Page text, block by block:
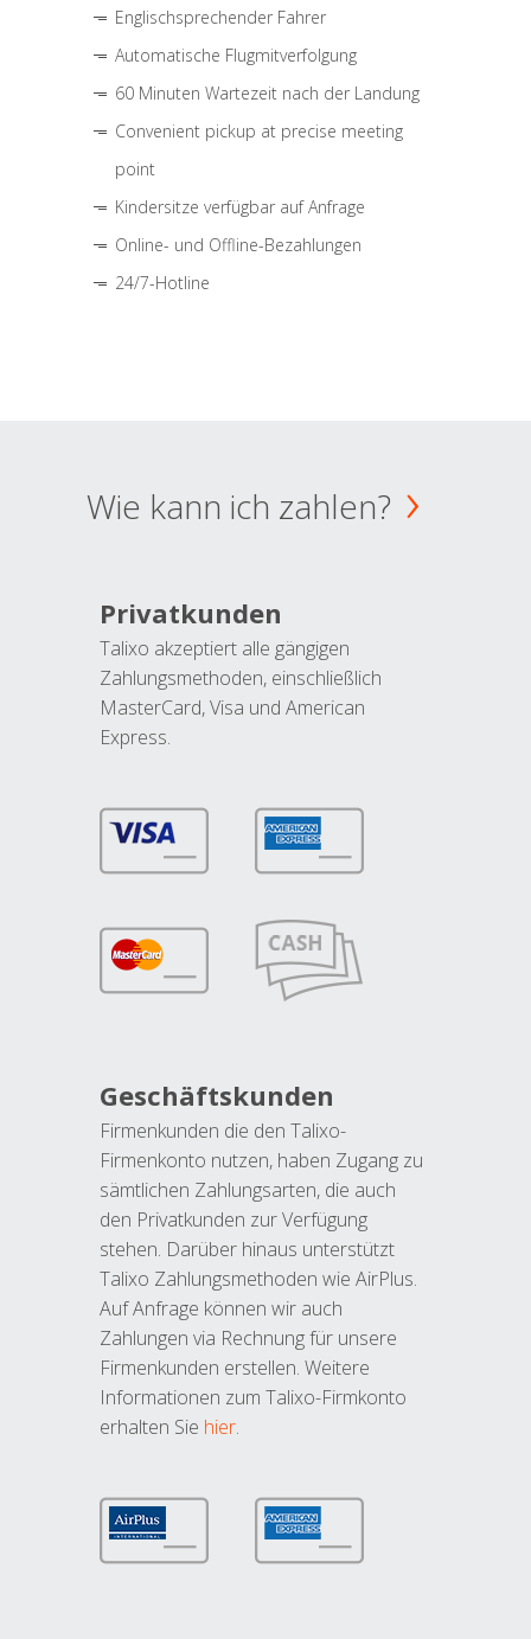
Englischsprechender Fahrer
Automatische Flugmitverfolgung
60 Minuten Wartezeit nach der Landung
Convenient pickup at precise meeting
point
Kindersitze verfügbar auf Anfrage
Online- und Offline-Bezahlungen
24/7-Hotline
Wie kann ich zahlen?
Privatkunden
Talixo akzeptiert alle gängigen
Zahlungsmethoden, einschließlich
MasterCard, Visa und American
Express.
Geschäftskunden
Firmenkunden die den Talixo-
Firmenkonto nutzen, haben Zugang zu
sämtlichen Zahlungsarten, die auch
den Privatkunden zur Verfügung
stehen. Darüber hinaus unterstützt
Talixo Zahlungsmethoden wie AirPlus.
Auf Anfrage können wir auch
Zahlungen via Rechnung für unsere
Firmenkunden erstellen. Weitere
Informationen zum Talixo-Firmkonto
erhalten Sie hier.